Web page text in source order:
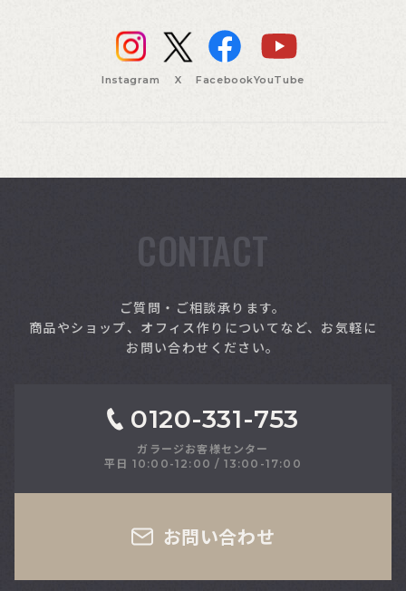
Instagram X FacebookYouTube
CONTACT
ご質問・ご相談承ります。
商品やショップ、オフィス作りについてなど、お気軽に
お問い合わせください。
0120-331-753
ガラージお客様センター
平日 10:00-12:00 / 13:00-17:00
お問い合わせ